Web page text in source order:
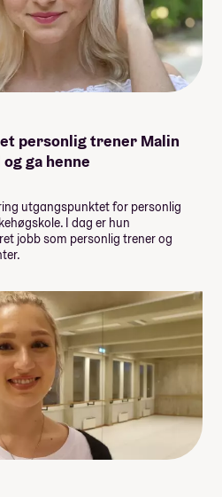
personlig trener Malin
ga henne
utgangspunktet for personlig
I dag er hun
jobb som personlig trener og